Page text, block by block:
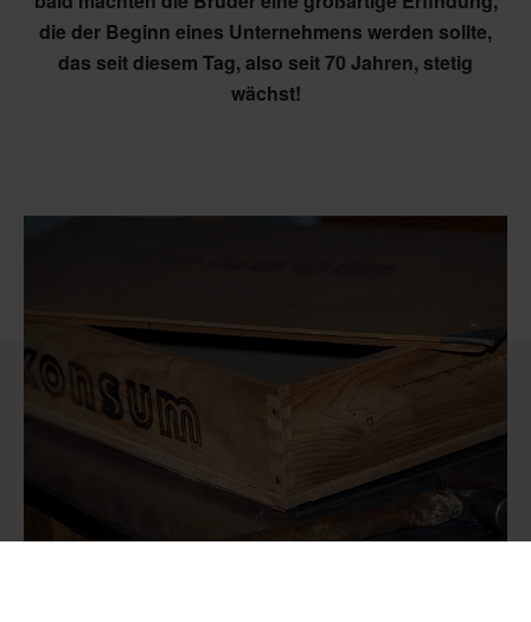
die der Beginn eines Unternehmens werden sollte,
das seit diesem Tag, also seit 70 Jahren, stetig
wächst!